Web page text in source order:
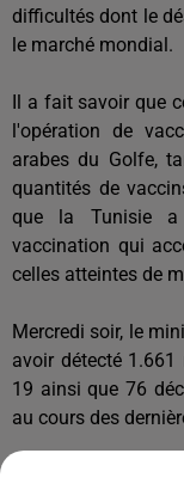
difficultés dont le
le marché mondial.
Il a fait savoir que
l'opération de
arabes du Golfe,
quantités de
que la Tunisie a
vaccination qui
celles atteintes de
Mercredi soir, le
avoir détecté 1.661
19 ainsi que 76
au cours des
Depuis le 2 mars